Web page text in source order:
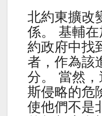
北約東擴改
係。 基輔
約政府中找
者，作為該
分。 當然
斯侵略的危
使他們不是